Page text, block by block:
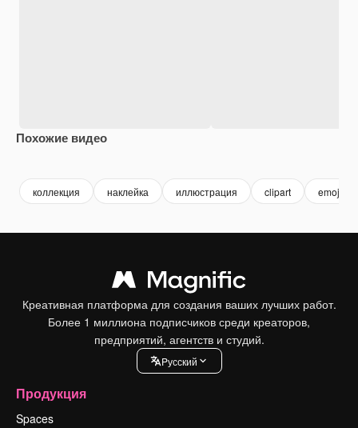
Похожие видео
коллекция наклейка иллюстрация clipart emoji
Креативная платформа для создания ваших лучших работ.
Более 1 миллиона подписчиков среди креаторов,
предприятий, агентств и студий.
Pусский
Продукция
Spaces